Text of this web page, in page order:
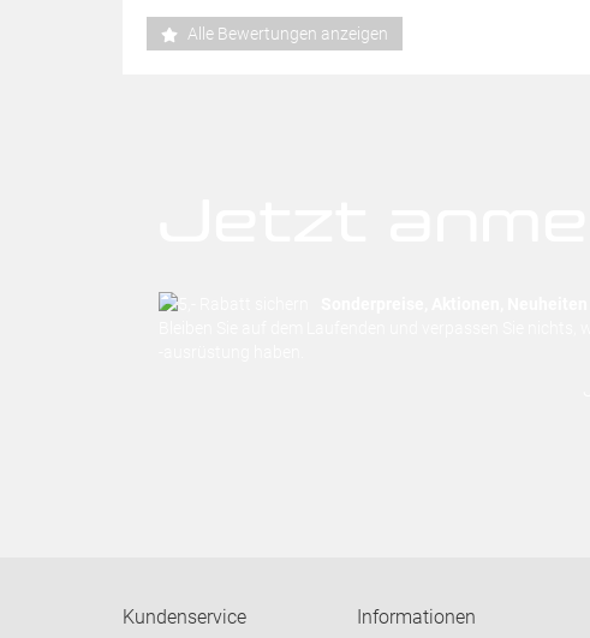
Alle Bewertungen anzeigen
Kundenservice
Informationen